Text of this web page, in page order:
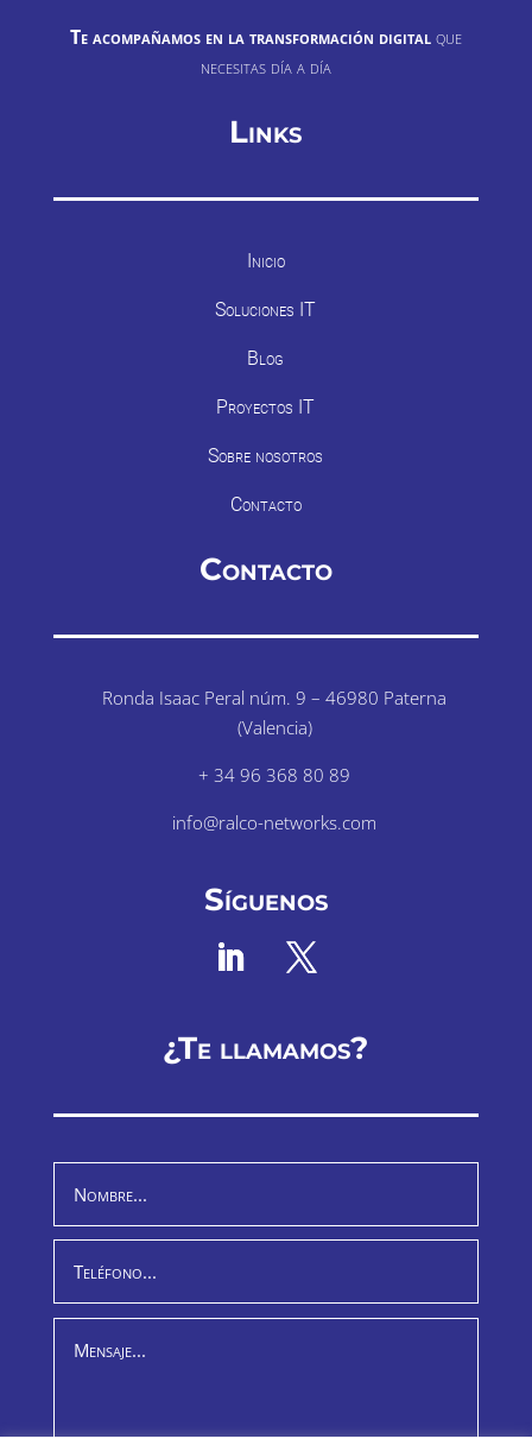
Te acompañamos en la transformación digitalque
necesitas día a día
Links
Inicio
Soluciones IT
Blog
Proyectos IT
Sobre nosotros
Contacto
Contacto
Ronda Isaac Peral núm. 9 – 46980 Paterna
(Valencia)
+ 34 96 368 80 89
info@ralco-networks.com
Síguenos
¿Te llamamos?